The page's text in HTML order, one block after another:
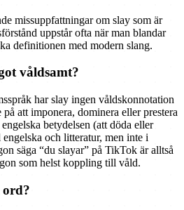
missuppfattningar om slay som är
uppstår ofta när man blandar
definitionen med modern slang.
våldsamt?
har slay ingen våldskonnotation
att imponera, dominera eller prestera
betydelsen (att döda eller
och litteratur, men inte i
säga “du slayar” på TikTok är alltså
som helst koppling till våld.
ord?